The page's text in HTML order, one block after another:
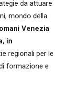
da attuare
mondo della
Venezia
in
regionali per le
formazione e